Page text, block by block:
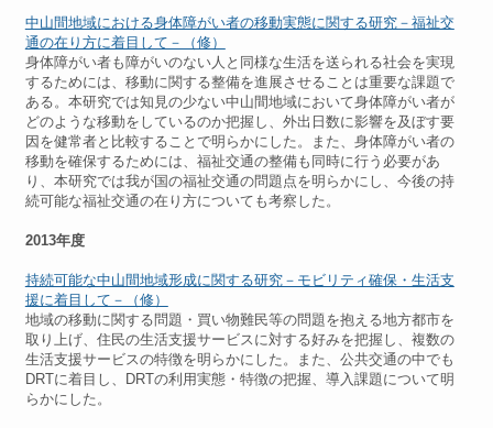
中山間地域における身体障がい者の移動実態に関する研究－福祉交
通の在り方に着目して－（修）
身体障がい者も障がいのない人と同様な生活を送られる社会を実現
するためには、移動に関する整備を進展させることは重要な課題で
ある。本研究では知見の少ない中山間地域において身体障がい者が
どのような移動をしているのか把握し、外出日数に影響を及ぼす要
因を健常者と比較することで明らかにした。また、身体障がい者の
移動を確保するためには、福祉交通の整備も同時に行う必要があ
り、本研究では我が国の福祉交通の問題点を明らかにし、今後の持
続可能な福祉交通の在り方についても考察した。
2013年度
持続可能な中山間地域形成に関する研究－モビリティ確保・生活支
援に着目して－（修）
地域の移動に関する問題・買い物難民等の問題を抱える地方都市を
取り上げ、住民の生活支援サービスに対する好みを把握し、複数の
生活支援サービスの特徴を明らかにした。また、公共交通の中でも
DRTに着目し、DRTの利用実態・特徴の把握、導入課題について明
らかにした。